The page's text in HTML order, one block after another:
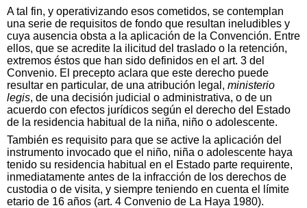
A tal fin, y operativizando esos cometidos, se contemplan
una serie de requisitos de fondo que resultan ineludibles y
cuya ausencia obsta a la aplicación de la Convención. Entre
ellos, que se acredite la ilicitud del traslado o la retención,
extremos éstos que han sido definidos en el art. 3 del
Convenio. El precepto aclara que este derecho puede
resultar en particular, de una atribución legal, ministerio
legis, de una decisión judicial o administrativa, o de un
acuerdo con efectos jurídicos según el derecho del Estado
de la residencia habitual de la niña, niño o adolescente.
También es requisito para que se active la aplicación del
instrumento invocado que el niño, niña o adolescente haya
tenido su residencia habitual en el Estado parte requirente,
inmediatamente antes de la infracción de los derechos de
custodia o de visita, y siempre teniendo en cuenta el límite
etario de 16 años (art. 4 Convenio de La Haya 1980).